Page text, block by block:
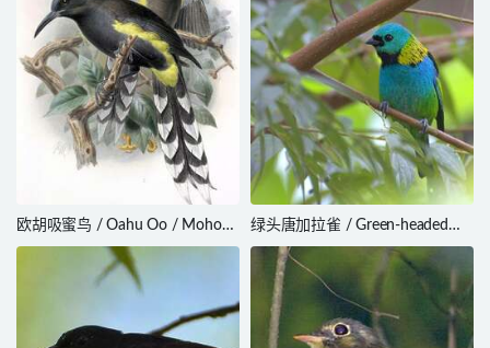
欧胡吸蜜鸟 / Oahu Oo / Moho
apicalis
绿头唐加拉雀 / Green-headed
Tanager / Tangara seledon